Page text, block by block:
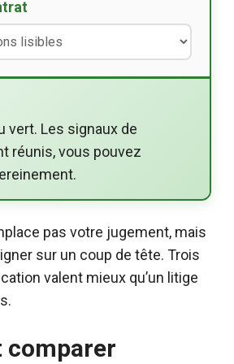
vert. Les signaux de
réunis, vous pouvez
pas votre jugement, mais
sur un coup de tête. Trois
valent mieux qu’un litige
comparer